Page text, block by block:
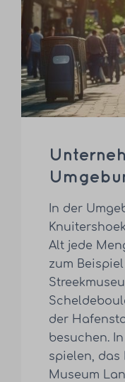
In der
Alt jede
zum
der
besuchen.
spielen, das
Museum